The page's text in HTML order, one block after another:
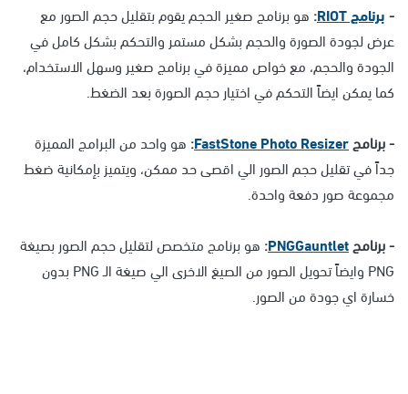
-برنامج RIOT : هو برنامج صغير الحجم يقوم بتقليل حجم الصور مع
عرض لجودة الصورة والحجم بشكل مستمر والتحكم بشكل كامل في
الجودة والحجم، مع خواص مميزة في برنامج صغير وسهل الاستخدام،
كما يمكن ايضاً التحكم في اختيار حجم الصورة بعد الضغط.
- برنامجFastStone Photo Resizer
: هو واحد من البرامج المميزة
جداً في تقليل حجم الصور الي اقصى حد ممكن، ويتميز بإمكانية ضغط
مجموعة صور دفعة واحدة.
- برنامجPNGGauntlet
: هو برنامج متخصص لتقليل حجم الصور بصيغة
PNG وايضاً تحويل الصور من الصيغ الاخرى الي صيغة الـ PNG بدون
خسارة اي جودة من الصور.